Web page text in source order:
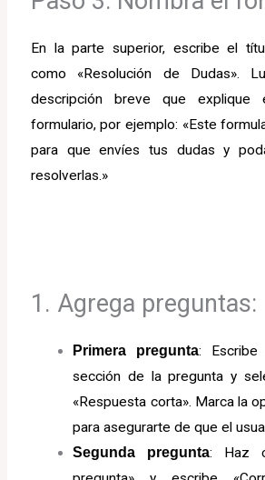
En la parte superior, escribe el
como «Resolución de Dudas».
descripción breve que explique
formulario, por ejemplo: «Este
para que envíes tus dudas y
resolverlas.»
1. Agrega preguntas:
Primera pregunta: Escribe
sección de la pregunta y
«Respuesta corta». Marca la
para asegurarte de que el
Segunda pregunta: Haz